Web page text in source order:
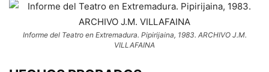
Informe del Teatro en Extremadura. Pipirijaina, 1983. ARCHIVO J.M.
VILLAFAINA